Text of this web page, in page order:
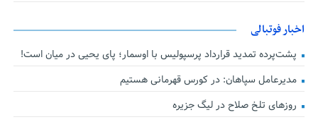
اخبار فوتبالی
پشت‌پرده تمدید قرارداد پرسپولیس با اوسمار؛ پای یحیی در میان است!
مدیرعامل سپاهان: در کورس قهرمانی هستیم
روزهای تلخ صلاح در لیگ جزیره